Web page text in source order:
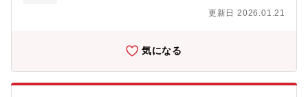
るポジションです。挑戦意欲のある方をお待ちしています。【募
る。・ビジネスチャンスを見つける為のスポンサー詳細情報を収
可能なリード数、抽出リード数、リード選択等）・事業戦略に基
ンを実行し、キャンペーン結果を毎日、毎週、毎月追跡する。結
更新日 2026.01.21
気になる